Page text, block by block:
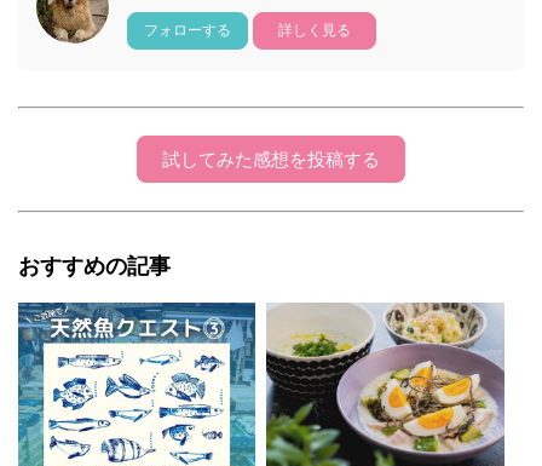
フォローする 詳しく見る
試してみた感想を投稿する
おすすめの記事